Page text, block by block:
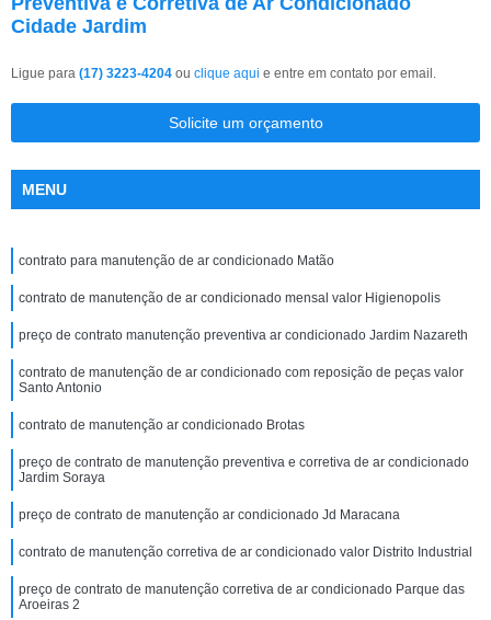
Cidade Jardim
Ligue para (17) 3223-4204 ou clique aqui e entre em contato por email.
Solicite um orçamento
MENU
contrato para manutenção de ar condicionado Matão
contrato de manutenção de ar condicionado mensal valor Higienopolis
preço de contrato manutenção preventiva ar condicionado Jardim Nazareth
contrato de manutenção de ar condicionado com reposição de peças valor
Santo Antonio
contrato de manutenção ar condicionado Brotas
preço de contrato de manutenção preventiva e corretiva de ar condicionado
Jardim Soraya
preço de contrato de manutenção ar condicionado Jd Maracana
contrato de manutenção corretiva de ar condicionado valor Distrito Industrial
preço de contrato de manutenção corretiva de ar condicionado Parque das
Aroeiras 2